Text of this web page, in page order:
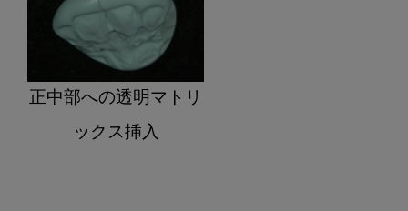
正中部への透明マトリ
ックス挿入